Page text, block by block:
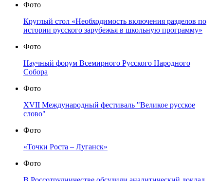
Фото
Круглый стол «Необходимость включения разделов по
истории русского зарубежья в школьную программу»
Фото
Научный форум Всемирного Русского Народного
Собора
Фото
XVII Международный фестиваль "Великое русское
слово"
Фото
«Точки Роста – Луганск»
Фото